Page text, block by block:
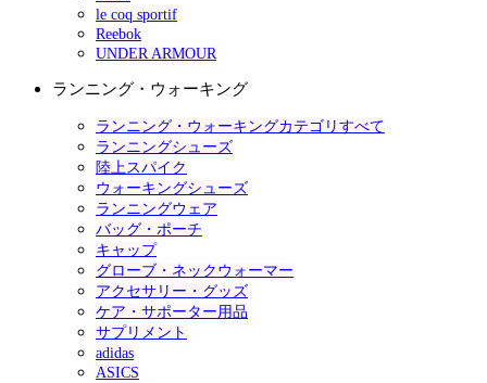
le coq sportif
Reebok
UNDER ARMOUR
ランニング・ウォーキング
ランニング・ウォーキングカテゴリすべて
ランニングシューズ
陸上スパイク
ウォーキングシューズ
ランニングウェア
バッグ・ポーチ
キャップ
グローブ・ネックウォーマー
アクセサリー・グッズ
ケア・サポーター用品
サプリメント
adidas
ASICS